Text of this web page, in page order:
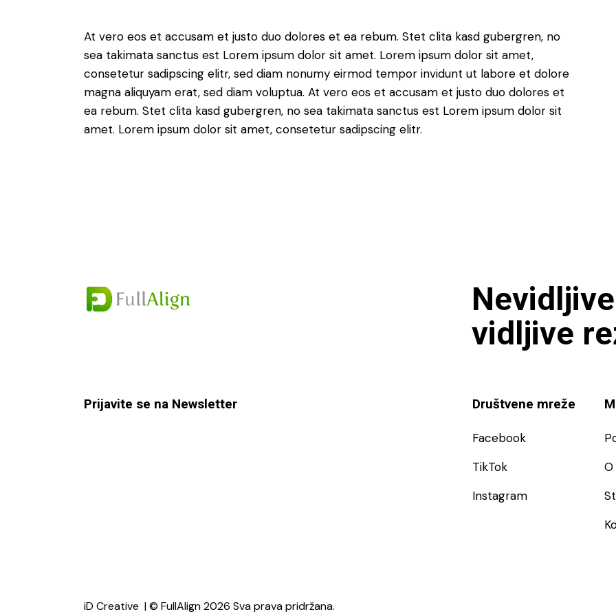
At vero eos et accusam et justo duo dolores et ea rebum. Stet clita kasd gubergren, no
sea takimata sanctus est Lorem ipsum dolor sit amet. Lorem ipsum dolor sit amet,
consetetur sadipscing elitr, sed diam nonumy eirmod tempor invidunt ut labore et dolore
magna aliquyam erat, sed diam voluptua. At vero eos et accusam et justo duo dolores et
ea rebum. Stet clita kasd gubergren, no sea takimata sanctus est Lorem ipsum dolor sit
amet. Lorem ipsum dolor sit amet, consetetur sadipscing elitr.
vidljive
Prijavite se na Newsletter Društvene mreže
Facebook
TikTok
Instagram
iD Creative | © FullAlign 2026 Sva prava pridržana.